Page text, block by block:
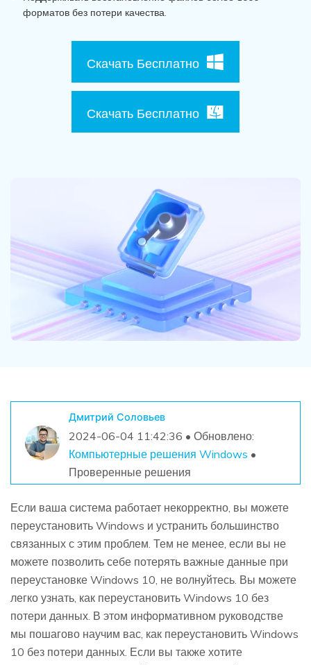
Информационный центр
НАЙТИ БОЛЬШЕ РЕШЕНИЙ
Поиск
форматов без потери качества.
Скачать Бесплатно
Скачать Бесплатно
Дмитрий Соловьев
2024-06-04 11:42:36 • Обновлено:
Компьютерные решения Windows •
Проверенные решения
Если ваша система работает некорректно, вы можете
переустановить Windows и устранить большинство
связанных с этим проблем. Тем не менее, если вы не
можете позволить себе потерять важные данные при
переустановке Windows 10, не волнуйтесь. Вы можете
легко узнать, как переустановить Windows 10 без
потери данных. В этом информативном руководстве
мы пошагово научим вас, как переустановить Windows
10 без потери данных. Если вы также хотите